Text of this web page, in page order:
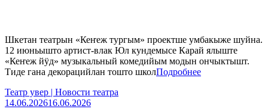
Шкетан театрын «Кеҥеж тургым» проектше умбакыже шуйна.
12 июньышто артист-влак Юл кундемысе Карай ялыште
«Кеҥеж йӱд» музыкальный комедийым модын ончыктышт.
Тиде гана декорацийлан тошто школПодробнее
Театр увер | Новости театра
14.06.202616.06.2026